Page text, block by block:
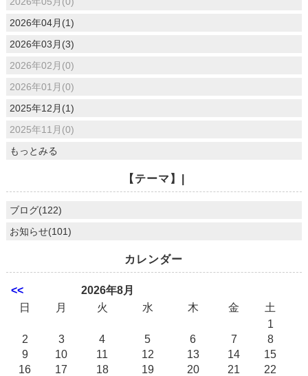
2026年04月(1)
2026年03月(3)
2026年02月(0)
2026年01月(0)
2025年12月(1)
2025年11月(0)
もっとみる
【テーマ】|
ブログ(122)
お知らせ(101)
カレンダー
<<
2026年8月
日
月 火 水 木 金
土
1
2
3 4 5 6 7
8
9
10 11 12 13 14
15
16
17 18 19 20 21
22